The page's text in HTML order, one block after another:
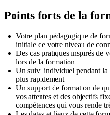
Points forts de la
Votre plan pédagogique de
initiale de votre niveau de
Des cas pratiques inspirés de
lors de la formation
Un suivi individuel pendant la
plus rapidement
Un support de formation de
vos attentes et des objectifs
compétences qui vous rende